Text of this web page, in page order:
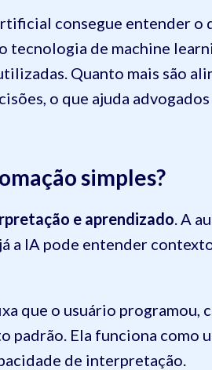
consegue entender o
tecnologia de machine
Quanto mais são
o que ajuda
simples?
e aprendizado. A
a IA pode entender
que o usuário programou,
padrão. Ela funciona como
de interpretação.